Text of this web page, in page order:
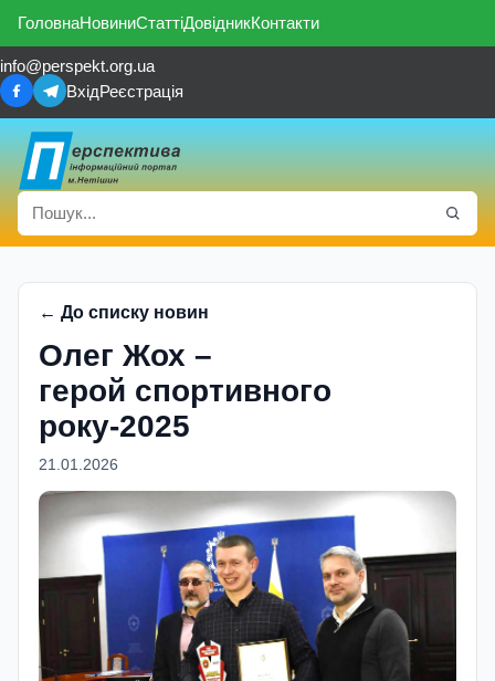
ГоловнаНовиниСтаттіДовідникКонтакти
info@perspekt.org.ua
ВхідРеєстрація
← До списку новин
Олег Жох –
герой спортивного
року-2025
21.01.2026